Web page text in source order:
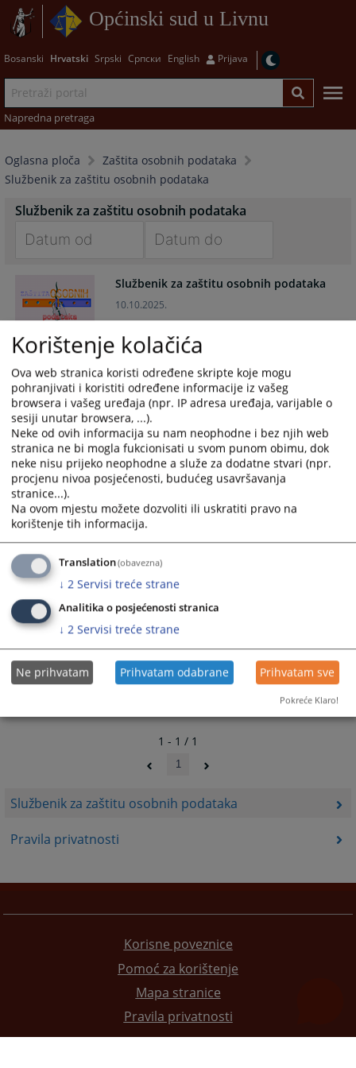
Općinski sud u Livnu
Bosanski Hrvatski Srpski Српски English Prijava
Napredna pretraga
Oglasna ploča
Zaštita osobnih podataka
Službenik za zaštitu osobnih podataka
Službenik za zaštitu osobnih podataka
Pravila privatnosti
Službenik za zaštitu osobnih podataka
forward
to
interact
with
the
calendar
and
select
a
date.
Press
the
question
mark
key
to
get
the
keyboard
shortcuts
for
changing
dates.
forward
to
interact
with
the
calendar
and
select
a
date.
Press
the
mark
key
to
get
the
shortcuts
for
changing
dates.
Službenik za zaštitu osobnih podataka
10.10.2025.
1 - 1 / 1
1
Korisne poveznice
Pomoć za korištenje
Mapa stranice
Pravila privatnosti
Korištenje kolačića
Ova web stranica koristi određene skripte koje mogu
pohranjivati i koristiti određene informacije iz vašeg
browsera i vašeg uređaja (npr. IP adresa uređaja, varijable o
sesiji unutar browsera, ...).
Neke od ovih informacija su nam neophodne i bez njih web
stranica ne bi mogla fukcionisati u svom punom obimu, dok
neke nisu prijeko neophodne a služe za dodatne stvari (npr.
procjenu nivoa posjećenosti, budućeg usavršavanja
stranice...).
Na ovom mjestu možete dozvoliti ili uskratiti pravo na
korištenje tih informacija.
Translation(obavezna)
↓ 2 Servisi treće strane
Analitika o posjećenosti stranica
↓ 2 Servisi treće strane
Ne prihvatam Prihvatam odabrane Prihvatam sve
Pokreće Klaro!